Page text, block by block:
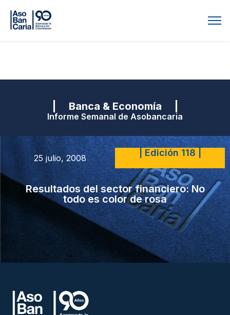
| Banca & Economía |
Informe Semanal de Asobancaria
25 julio, 2008 | Edición 118 |
Resultados del sector financiero: No
todo es color de rosa